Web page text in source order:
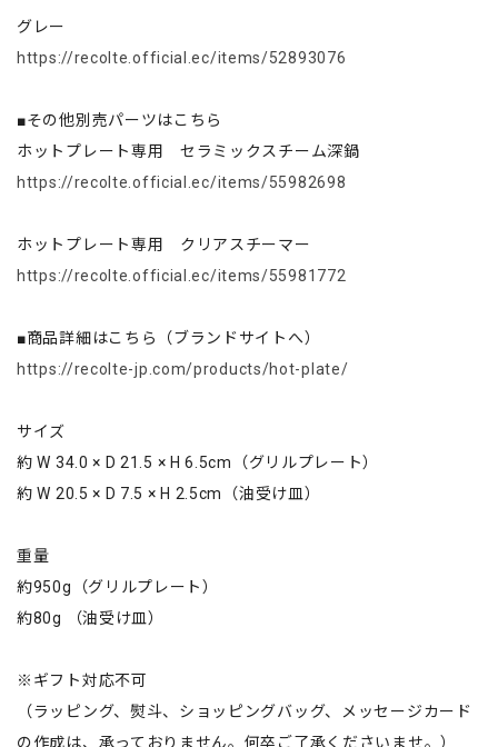
グレー
https://recolte.official.ec/items/52893076
■その他別売パーツはこちら
ホットプレート専用 セラミックスチーム深鍋
https://recolte.official.ec/items/55982698
ホットプレート専用 クリアスチーマー
https://recolte.official.ec/items/55981772
■商品詳細はこちら（ブランドサイトへ）
https://recolte-jp.com/products/hot-plate/
サイズ
約 W 34.0 × D 21.5 × H 6.5cm（グリルプレート）
約 W 20.5 × D 7.5 × H 2.5cm（油受け皿）
重量
約950g（グリルプレート）
約80g （油受け皿）
※ギフト対応不可
（ラッピング、熨斗、ショッピングバッグ、メッセージカード
の作成は、承っておりません。何卒ご了承くださいませ。）